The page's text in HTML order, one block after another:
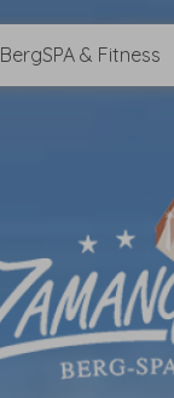
BergSPA & Fitness